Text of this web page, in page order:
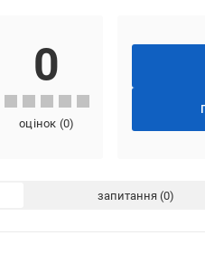
0
оцінок (0)
запитання